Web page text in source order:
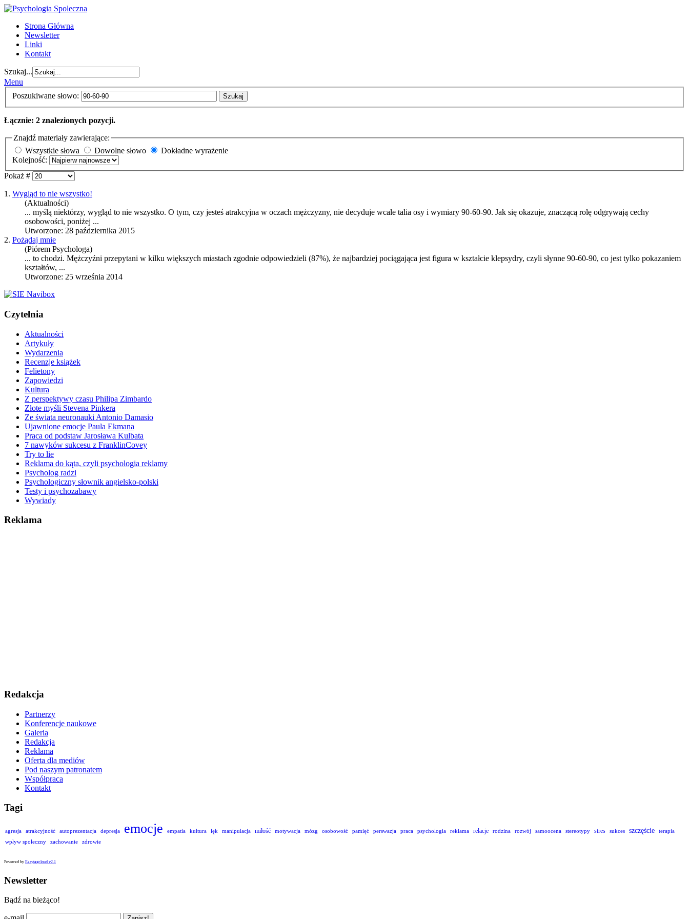
Strona Główna
Newsletter
Linki
Kontakt
Szukaj...
Menu
Poszukiwane słowo:
Szukaj
Łącznie: 2 znalezionych pozycji.
Znajdź materiały zawierające:
Wszystkie słowa
Dowolne słowo
Dokładne wyrażenie
Kolejność:
Pokaż #
1. Wygląd to nie wszystko!
(Aktualności)
... myślą niektórzy, wygląd to nie wszystko. O tym, czy jesteś atrakcyjna w oczach mężczyzny, nie decyduje wcale talia osy i wymiary 90-60-90. Jak się okazuje, znaczącą rolę odgrywają cechy
osobowości, poniżej ...
Utworzone: 28 października 2015
2. Pożądaj mnie
(Piórem Psychologa)
... to chodzi. Mężczyźni przepytani w kilku większych miastach zgodnie odpowiedzieli (87%), że najbardziej pociągająca jest figura w kształcie klepsydry, czyli słynne 90-60-90, co jest tylko pokazaniem
kształtów, ...
Utworzone: 25 września 2014
Czytelnia
Aktualności
Artykuły
Wydarzenia
Recenzje książek
Felietony
Zapowiedzi
Kultura
Z perspektywy czasu Philipa Zimbardo
Złote myśli Stevena Pinkera
Ze świata neuronauki Antonio Damasio
Ujawnione emocje Paula Ekmana
Praca od podstaw Jarosława Kulbata
7 nawyków sukcesu z FranklinCovey
Try to lie
Reklama do kąta, czyli psychologia reklamy
Psycholog radzi
Psychologiczny słownik angielsko-polski
Testy i psychozabawy
Wywiady
Reklama
Redakcja
Partnerzy
Konferencje naukowe
Galeria
Redakcja
Reklama
Oferta dla mediów
Pod naszym patronatem
Współpraca
Kontakt
Tagi
agresja atrakcyjność autoprezentacja depresja emocje empatia kultura lęk manipulacja miłość motywacja mózg osobowość pamięć perswazja praca psychologia reklama relacje rodzina rozwój samoocena stereotypy stres sukces szczęście
terapia
wpływ społeczny
zachowanie zdrowie
Powered by Easytagcloud v2.1
Newsletter
Bądź na bieżąco!